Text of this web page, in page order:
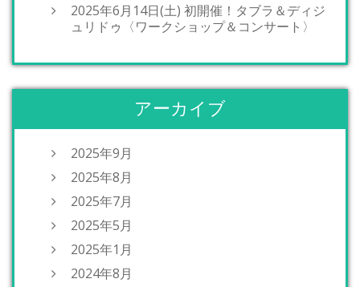
2025年6月14日(土) 初開催！タブラ＆ディジ
ュリドゥ〈ワークショップ＆コンサート〉
アーカイブ
2025年9月
2025年8月
2025年7月
2025年5月
2025年1月
2024年8月